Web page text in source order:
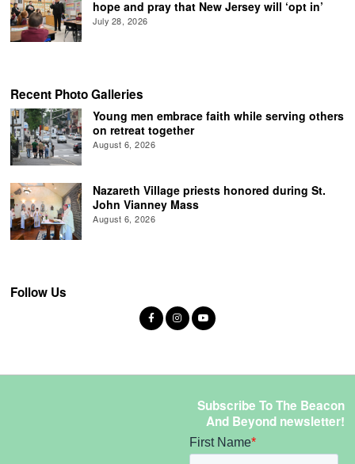
hope and pray that New Jersey will ‘opt in’
July 28, 2026
Recent Photo Galleries
Young men embrace faith while serving others
on retreat together
August 6, 2026
Nazareth Village priests honored during St.
John Vianney Mass
August 6, 2026
Follow Us
Subscribe To The Beacon
And Beyond newsletter!